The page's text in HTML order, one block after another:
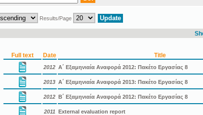
Results/Page
Full text
Date Title
2012 A΄ Εξαμηνιαία Αναφορά 2012: Πακέτο Εργασίας 8
2013 A΄ Εξαμηνιαία Αναφορά 2013: Πακέτο Εργασίας 8
2012 B΄ Εξαμηνιαία Αναφορά 2012: Πακέτο Εργασίας 8
2011 External evaluation report